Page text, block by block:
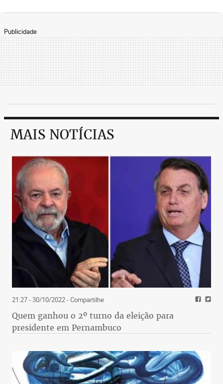
Publicidade
MAIS NOTÍCIAS
21:27 - 30/10/2022- Compartilhe
Quem ganhou o 2º turno da eleição para
presidente em Pernambuco